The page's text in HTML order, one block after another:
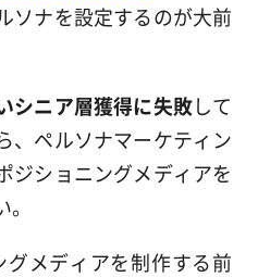
ソナを設定するのが大前
シニア層獲得に失敗して
、ペルソナマーケティン
ジショニングメディアを
メディアを制作する前